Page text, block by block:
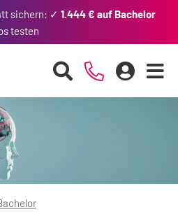
sichern: ✓1.444 € auf Bachelor
testen